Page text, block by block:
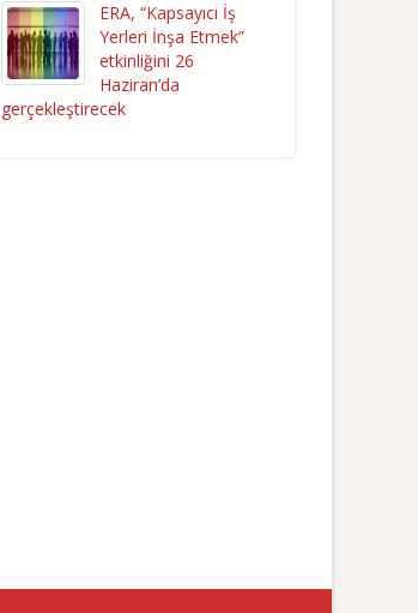
ERA, “Kapsayıcı İş
Yerleri İnşa Etmek”
etkinliğini 26
Haziran’da
gerçekleştirecek